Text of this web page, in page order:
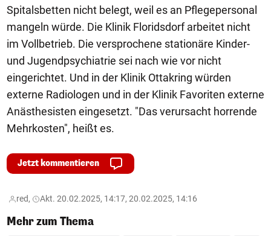
Spitalsbetten nicht belegt, weil es an Pflegepersonal
mangeln würde. Die Klinik Floridsdorf arbeitet nicht
im Vollbetrieb. Die versprochene stationäre Kinder-
und Jugendpsychiatrie sei nach wie vor nicht
eingerichtet. Und in der Klinik Ottakring würden
externe Radiologen und in der Klinik Favoriten externe
Anästhesisten eingesetzt. "Das verursacht horrende
Mehrkosten", heißt es.
Jetzt kommentieren
red, Akt. 20.02.2025, 14:17, 20.02.2025, 14:16
Mehr zum Thema